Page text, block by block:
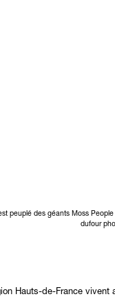
peuplé des géants Moss
dufour
Hauts-de-France vivent